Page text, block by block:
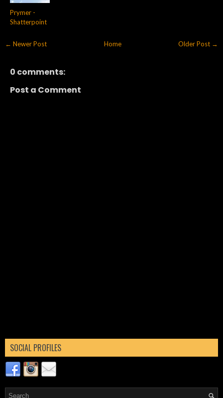
Prymer -
Shatterpoint
← Newer Post Older Post →
Home
0 comments:
Post a Comment
SOCIAL PROFILES